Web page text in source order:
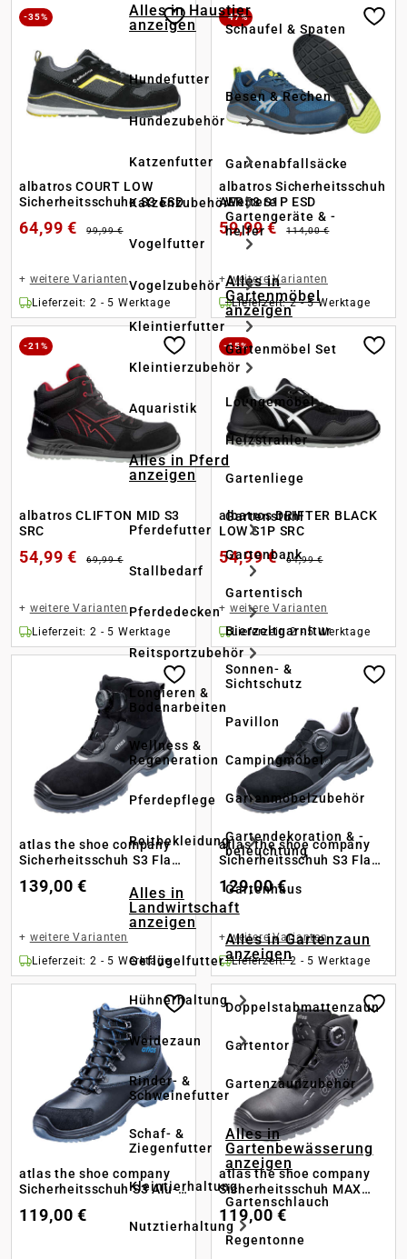
Alles in Haustier
anzeigen
Hundefutter
Hundezubehör
Katzenfutter
Katzenzubehör
Vogelfutter
Vogelzubehör
Kleintierfutter
Kleintierzubehör
Aquaristik
Alles in Pferd
anzeigen
Pferdefutter
Stallbedarf
Pferdedecken
Reitsportzubehör
Longieren &
Bodenarbeiten
Wellness &
Regeneration
Pferdepflege
Reitbekleidung
Alles in
Landwirtschaft
anzeigen
Geflügelfutter
Hühnerhaltung
Weidezaun
Rinder- &
Schweinefutter
Schaf- &
Ziegenfutter
Kleintierhaltung
Nutztierhaltung
Schaufel & Spaten
Besen & Rechen
Gartenabfallsäcke
Weitere
Gartengeräte & -
helfer
Alles in
Gartenmöbel
anzeigen
Gartenmöbel Set
Loungemöbel
Heizstrahler
Gartenliege
Gartenstuhl
Gartenbank
Gartentisch
Bierzeltgarnitur
Sonnen- &
Sichtschutz
Pavillon
Campingmöbel
Gartenmöbelzubehör
Gartendekoration & -
beleuchtung
Gartenhaus
Alles in Gartenzaun
anzeigen
Doppelstabmattenzaun
Gartentor
Gartenzaunzubehör
Alles in
Gartenbewässerung
anzeigen
Gartenschlauch
Regentonne
-35%
albatros COURT LOW
Sicherheitsschuhe S3 ESD
64,99 € 99,99 €
+ weitere Varianten
Lieferzeit: 2 - 5 Werktage
-47%
albatros Sicherheitsschuh
AER58 S1P ESD
59,99 € 114,00 €
+weitere Varianten
Lieferzeit: 2 - 5 Werktage
-21%
albatros CLIFTON MID S3
SRC
54,99 € 69,99 €
+ weitere Varianten
Lieferzeit: 2 - 5 Werktage
-15%
albatros DRIFTER BLACK
LOW S1P SRC
54,99 € 64,99 €
+ weitere Varianten
Lieferzeit: 2 - 5 Werktage
atlas the shoe company
Sicherheitsschuh S3 Flash
139,00 €
+ weitere Varianten
Lieferzeit: 2 - 5 Werktage
atlas the shoe company
Sicherheitsschuh S3 Flash
129,00 €
+weitere Varianten
Lieferzeit: 2 - 5 Werktage
atlas the shoe company
Sicherheitsschuh S3 Alu-
119,00 €
atlas the shoe company
Sicherheitsschuh MAX
550 BOA PRO S3S
119,00 €